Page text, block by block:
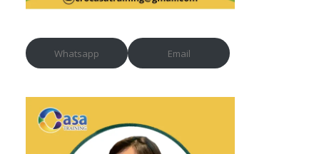
Whatsapp Email